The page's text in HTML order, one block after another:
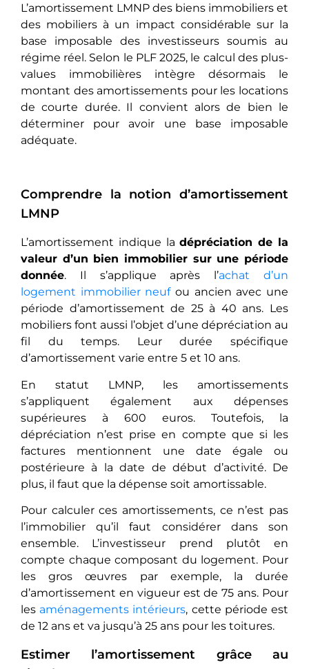
L’amortissement LMNP des biens immobiliers et
des mobiliers à un impact considérable sur la
base imposable des investisseurs soumis au
régime réel. Selon le PLF 2025, le calcul des plus-
values immobilières intègre désormais le
montant des amortissements pour les locations
de courte durée. Il convient alors de bien le
déterminer pour avoir une base imposable
adéquate.
Comprendre la notion d’amortissement
LMNP
L’amortissement indique ladépréciation de la
valeur d’un bien immobilier sur une période
donnée. Il s’applique après l’achat d’un
logement immobilier neufou ancien avec une
période d’amortissement de 25 à 40 ans. Les
mobiliers font aussi l’objet d’une dépréciation au
fil du temps. Leur durée spécifique
d’amortissement varie entre 5 et 10 ans.
En statut LMNP, les amortissements
s’appliquent également aux dépenses
supérieures à 600 euros. Toutefois, la
dépréciation n’est prise en compte que si les
factures mentionnent une date égale ou
postérieure à la date de début d’activité. De
plus, il faut que la dépense soit amortissable.
Pour calculer ces amortissements, ce n’est pas
l’immobilier qu’il faut considérer dans son
ensemble. L’investisseur prend plutôt en
compte chaque composant du logement. Pour
les gros œuvres par exemple, la durée
d’amortissement en vigueur est de 75 ans. Pour
les aménagements intérieurs, cette période est
de 12 ans et va jusqu’à 25 ans pour les toitures.
Estimer l’amortissement grâce au